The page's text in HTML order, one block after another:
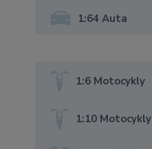
1:64 Auta
1:6 Motocykly
1:10 Motocykly